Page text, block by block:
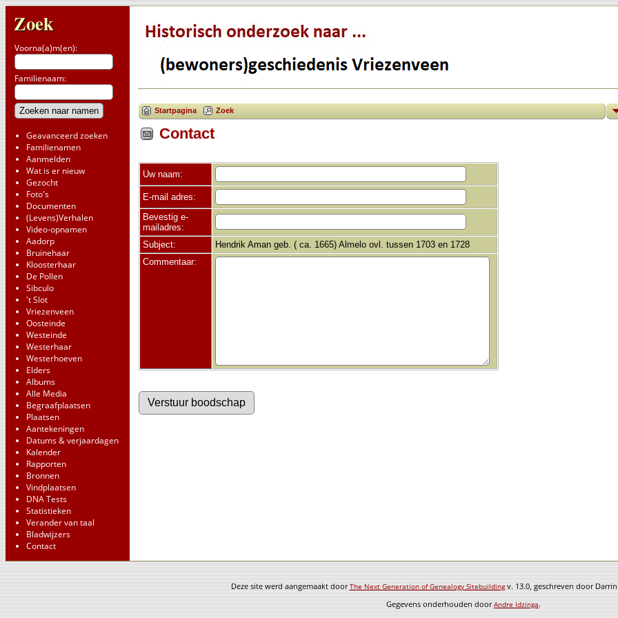
Zoek
Voorna(a)m(en):
Familienaam:
Geavanceerd zoeken
Familienamen
Aanmelden
Wat is er nieuw
Gezocht
Foto's
Documenten
(Levens)Verhalen
Video-opnamen
Aadorp
Bruinehaar
Kloosterhaar
De Pollen
Sibculo
't Slot
Vriezenveen
Oosteinde
Westeinde
Westerhaar
Westerhoeven
Elders
Albums
Alle Media
Begraafplaatsen
Plaatsen
Aantekeningen
Datums & verjaardagen
Kalender
Rapporten
Bronnen
Vindplaatsen
DNA Tests
Statistieken
Verander van taal
Bladwijzers
Contact
Startpagina Zoek
Contact
Uw naam:
E-mail adres:
Bevestig e-
mailadres:
Subject:
Hendrik Aman geb. ( ca. 1665) Almelo ovl. tussen 1703 en 1728
Commentaar:
Deze site werd aangemaakt doorThe Next Generation of Genealogy Sitebuildingv. 13.0, geschreven door
Gegevens onderhouden doorAndre Idzinga.